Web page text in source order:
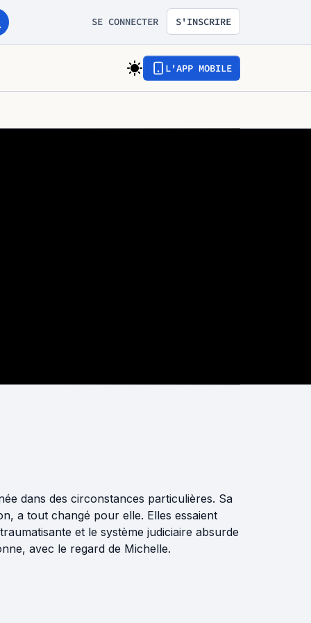
SE CONNECTER S'INSCRIRE
L'APP MOBILE
dans des circonstances particulières. Sa
a tout changé pour elle. Elles essaient
et le système judiciaire absurde
avec le regard de Michelle.